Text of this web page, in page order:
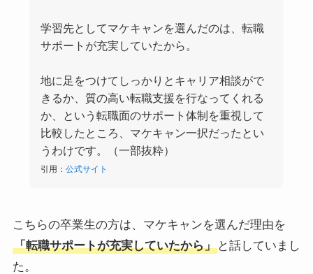
学習先としてマケキャンを選んだのは、転職
サポートが充実していたから。
地に足をつけてしっかりとキャリア相談がで
きるか、質の高い転職支援を行なってくれる
か、という転職面のサポート体制を重視して
比較したところ、マケキャン一択だったとい
うわけです。（一部抜粋）
引用：公式サイト
こちらの卒業生の方は、マケキャンを選んだ理由を
「転職サポートが充実していたから」と話していまし
た。